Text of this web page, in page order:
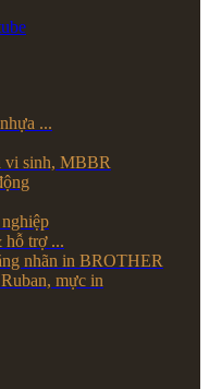
...
vi sinh, MBBR
hỗ trợ ...
nhãn in BROTHER
mực in